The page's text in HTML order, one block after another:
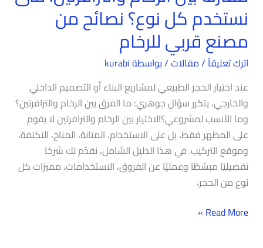
نستخدم كل نوع؟ نصائح من
مصنع قربي للرخام
اترك تعليقاً/مقالات/ بواسطةkurabi
عند اختيار الحجر الطبيعي لمشاريع البناء أو التصميم الداخلي
والخارجي، يتكرر سؤال جوهري: ما الفرق بين الرخام والترافرتين؟
وما الأنسب لمشروعي؟الاختيار بين الرخام والترافرتين لا يقوم
على المظهر فقط، بل على الاستخدام، المتانة، المناخ، التكلفة،
وموقع التركيب. في هذا الدليل الشامل، نقدّم لك شرحًا
تفصيليًا مبسّطًا وعمليًا عن الفروق، الاستخدامات، مميزات كل
نوع من الحجر،
للرخام
Read More »